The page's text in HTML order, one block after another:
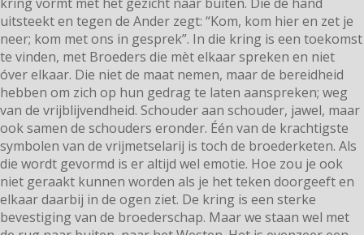
uitsteekt en tegen de Ander zegt: “Kom, kom hier en zet je
neer; kom met ons in gesprek”. In die kring is een toekomst
te vinden, met Broeders die mèt elkaar spreken en niet
óver elkaar. Die niet de maat nemen, maar de bereidheid
hebben om zich op hun gedrag te laten aanspreken; weg
van de vrijblijvendheid. Schouder aan schouder, jawel, maar
ook samen de schouders eronder. Één van de krachtigste
symbolen van de vrijmetselarij is toch de broederketen. Als
die wordt gevormd is er altijd wel emotie. Hoe zou je ook
niet geraakt kunnen worden als je het teken doorgeeft en
elkaar daarbij in de ogen ziet. De kring is een sterke
bevestiging van de broederschap. Maar we staan wel met